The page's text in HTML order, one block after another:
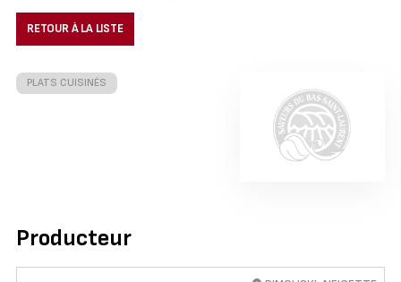
RETOUR À LA LISTE
PLATS CUISINÉS
Producteur